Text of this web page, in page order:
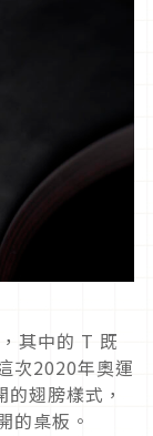
其中的 T 既
次2020年奧運
翅膀樣式，
的桌板。